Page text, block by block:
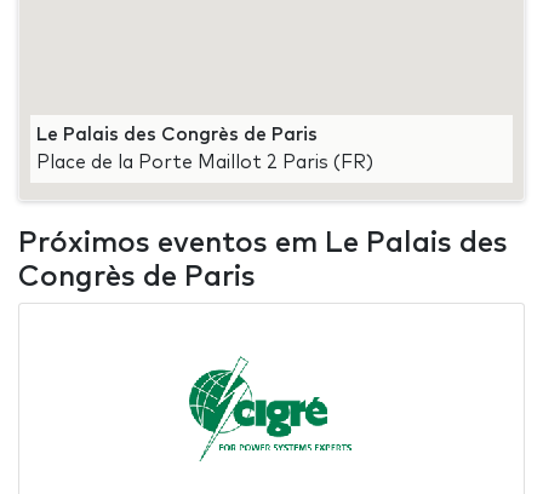
Le Palais des Congrès de Paris
Place de la Porte Maillot 2 Paris (FR)
Próximos eventos em Le Palais des
Congrès de Paris